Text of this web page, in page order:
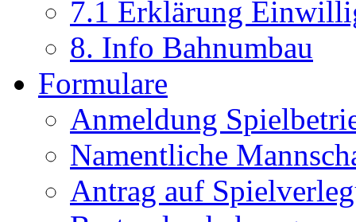
7.1 Erklärung
8. Info Bahnumbau
Formulare
Anmeldung
Namentliche
Antrag auf